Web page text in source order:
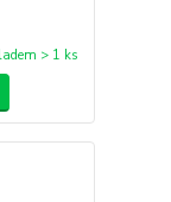
> 1 ks